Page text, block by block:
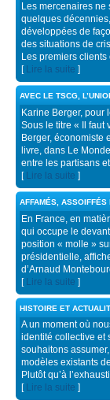
Les mercenaires
quelques
développées de
des situations de
Les premiers
[ Lire la suite ]
AVEC LE TSCG,
Karine Berger, pour
Sous le titre « Il faut
Berger, économiste
livre, dans Le
entre les partisans
[ Lire la suite ]
AFFAMÉS, ASSOIFFÉS
En France, en
qui occupe le
position « molle »
présidentielle,
d’Arnaud
[ Lire la suite ]
HISTOIRE ET
A un moment où
identité collective et
souhaitons
modèles existants
Plutôt qu’à
[ Lire la suite ]